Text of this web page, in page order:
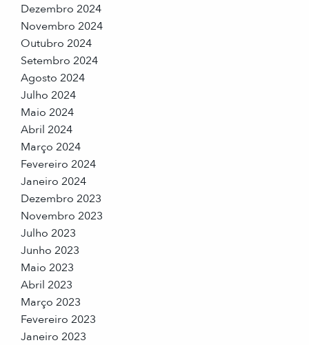
Dezembro 2024
Novembro 2024
Outubro 2024
Setembro 2024
Agosto 2024
Julho 2024
Maio 2024
Abril 2024
Março 2024
Fevereiro 2024
Janeiro 2024
Dezembro 2023
Novembro 2023
Julho 2023
Junho 2023
Maio 2023
Abril 2023
Março 2023
Fevereiro 2023
Janeiro 2023